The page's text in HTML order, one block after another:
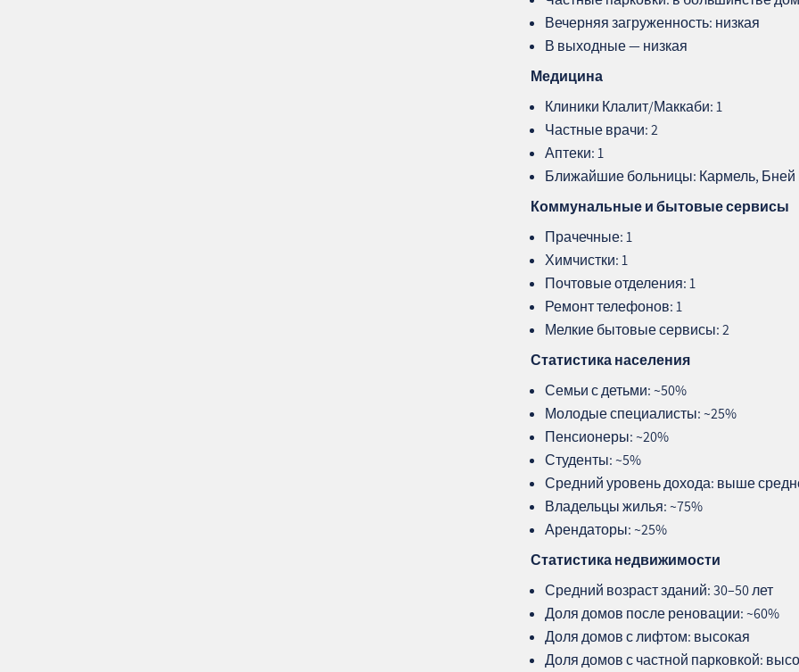
Вечерняя загруженность: низкая
В выходные — низкая
Медицина
Клиники Клалит/Маккаби: 1
Частные врачи: 2
Аптеки: 1
Ближайшие больницы: Кармель, Бней
Коммунальные и бытовые сервисы
Прачечные: 1
Химчистки: 1
Почтовые отделения: 1
Ремонт телефонов: 1
Мелкие бытовые сервисы: 2
Статистика населения
Семьи с детьми: ~50%
Молодые специалисты: ~25%
Пенсионеры: ~20%
Студенты: ~5%
Средний уровень дохода: выше
Владельцы жилья: ~75%
Арендаторы: ~25%
Статистика недвижимости
Средний возраст зданий: 30–50 лет
Доля домов после реновации: ~60%
Доля домов с лифтом: высокая
Доля домов с частной парковкой: